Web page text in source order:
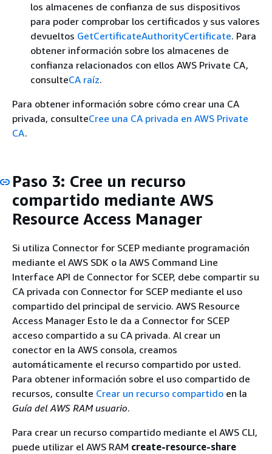
los almacenes de confianza de sus dispositivos
para poder comprobar los certificados y sus valores
devueltos GetCertificateAuthorityCertificate. Para
obtener información sobre los almacenes de
confianza relacionados con ellos AWS Private CA,
consulteCA raíz.
Para obtener información sobre cómo crear una CA
privada, consulteCree una CA privada en AWS Private
CA.
Paso 3: Cree un recurso
compartido mediante AWS
Resource Access Manager
Si utiliza Connector for SCEP mediante programación
mediante el AWS SDK o la AWS Command Line
Interface API de Connector for SCEP, debe compartir su
CA privada con Connector for SCEP mediante el uso
compartido del principal de servicio. AWS Resource
Access Manager Esto le da a Connector for SCEP
acceso compartido a su CA privada. Al crear un
conector en la AWS consola, creamos
automáticamente el recurso compartido por usted.
Para obtener información sobre el uso compartido de
recursos, consulte Crear un recurso compartido en la
Guía del AWS RAM usuario.
Para crear un recurso compartido mediante el AWS CLI,
puede utilizar el AWS RAM create-resource-share